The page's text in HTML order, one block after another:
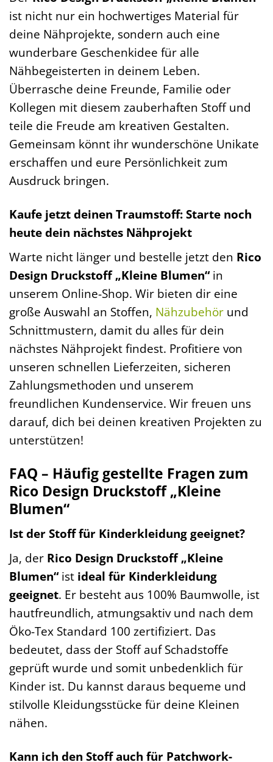
ist nicht nur ein hochwertiges Material für
deine Nähprojekte, sondern auch eine
wunderbare Geschenkidee für alle
Nähbegeisterten in deinem Leben.
Überrasche deine Freunde, Familie oder
Kollegen mit diesem zauberhaften Stoff und
teile die Freude am kreativen Gestalten.
Gemeinsam könnt ihr wunderschöne Unikate
erschaffen und eure Persönlichkeit zum
Ausdruck bringen.
Kaufe jetzt deinen Traumstoff: Starte noch
heute dein nächstes Nähprojekt
Warte nicht länger und bestelle jetzt den Rico
Design Druckstoff „Kleine Blumen“in
unserem Online-Shop. Wir bieten dir eine
große Auswahl an Stoffen, Nähzubehör und
Schnittmustern, damit du alles für dein
nächstes Nähprojekt findest. Profitiere von
unseren schnellen Lieferzeiten, sicheren
Zahlungsmethoden und unserem
freundlichen Kundenservice. Wir freuen uns
darauf, dich bei deinen kreativen Projekten zu
unterstützen!
FAQ – Häufig gestellte Fragen zum
Rico Design Druckstoff „Kleine
Blumen“
Ist der Stoff für Kinderkleidung geeignet?
Ja, der Rico Design Druckstoff „Kleine
Blumen“ist ideal für Kinderkleidung
geeignet. Er besteht aus 100% Baumwolle, ist
hautfreundlich, atmungsaktiv und nach dem
Öko-Tex Standard 100 zertifiziert. Das
bedeutet, dass der Stoff auf Schadstoffe
geprüft wurde und somit unbedenklich für
Kinder ist. Du kannst daraus bequeme und
stilvolle Kleidungsstücke für deine Kleinen
nähen.
Kann ich den Stoff auch für Patchwork-